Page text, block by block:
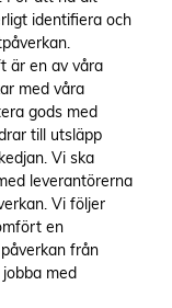
identifiera och
är en av våra
med våra
gods med
till utsläpp
Vi ska
leverantörerna
Vi följer
en
från
med